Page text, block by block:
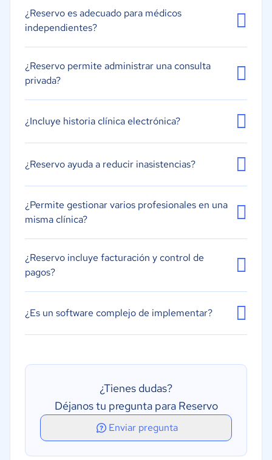
Programación de médicos
Varios médicos
¿Reservo es adecuado para médicos
independientes?
¿Reservo permite administrar una consulta
privada?
¿Incluye historia clínica electrónica?
¿Reservo ayuda a reducir inasistencias?
¿Permite gestionar varios profesionales en una
misma clínica?
¿Reservo incluye facturación y control de
pagos?
¿Es un software complejo de implementar?
¿Tienes dudas?
Déjanos tu pregunta para Reservo
Enviar pregunta